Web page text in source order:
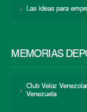
Las ideas para
MEMORIAS
Club Veloz
Venezuela